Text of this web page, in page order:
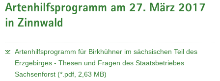
Artenhilfsprogramm am 27. März 2017
in Zinnwald
Artenhilfsprogramm für Birkhühner im sächsischen Teil des
Erzgebirges - Thesen und Fragen des Staatsbetriebes
Sachsenforst (*.pdf, 2,63 MB)